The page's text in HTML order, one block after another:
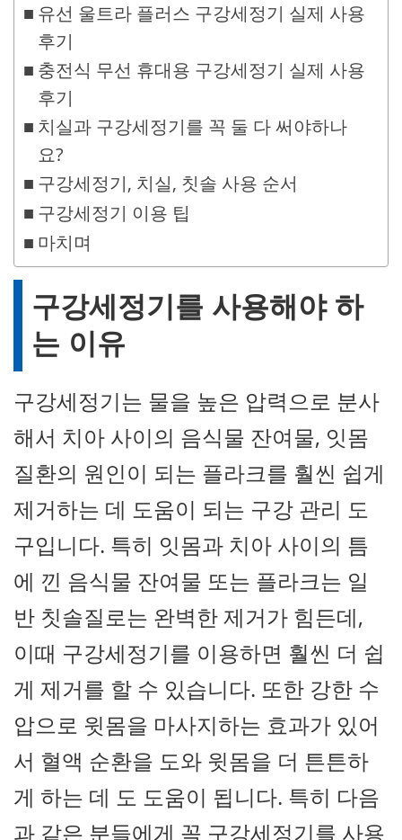
유선 울트라 플러스 구강세정기 실제 사용
후기
충전식 무선 휴대용 구강세정기 실제 사용
후기
치실과 구강세정기를 꼭 둘 다 써야하나
요?
구강세정기, 치실, 칫솔 사용 순서
구강세정기 이용 팁
마치며
구강세정기를 사용해야 하
는 이유
구강세정기는 물을 높은 압력으로 분사
해서 치아 사이의 음식물 잔여물, 잇몸
질환의 원인이 되는 플라크를 훨씬 쉽게
제거하는 데 도움이 되는 구강 관리 도
구입니다. 특히 잇몸과 치아 사이의 틈
에 낀 음식물 잔여물 또는 플라크는 일
반 칫솔질로는 완벽한 제거가 힘든데,
이때 구강세정기를 이용하면 훨씬 더 쉽
게 제거를 할 수 있습니다. 또한 강한 수
압으로 윗몸을 마사지하는 효과가 있어
서 혈액 순환을 도와 윗몸을 더 튼튼하
게 하는 데 도 도움이 됩니다. 특히 다음
과 같은 분들에게 꼭 구강세정기를 사용